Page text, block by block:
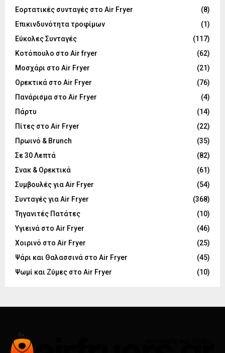
Εορτατικές συνταγές στο Air Fryer
(8)
Επικινδυνότητα τροφίμων
(1)
Εύκολες Συνταγές
(117)
Κοτόπουλο στο Air fryer
(62)
Μοσχάρι στο Air Fryer
(21)
Ορεκτικά στο Air Fryer
(76)
Πανάρισμα στο Air Fryer
(4)
Πάρτυ
(14)
Πίτες στο Air Fryer
(22)
Πρωινό & Brunch
(35)
Σε 30 Λεπτά
(82)
Σνακ & Ορεκτικά
(61)
Συμβουλές για Air Fryer
(54)
Συνταγές για Air Fryer
(368)
Τηγανιτές Πατάτες
(10)
Υγιεινά στο Air Fryer
(46)
Χοιρινό στο Air Fryer
(25)
Ψάρι και Θαλασσινά στο Air Fryer
(45)
Ψωμί και Ζύμες στο Air Fryer
(10)